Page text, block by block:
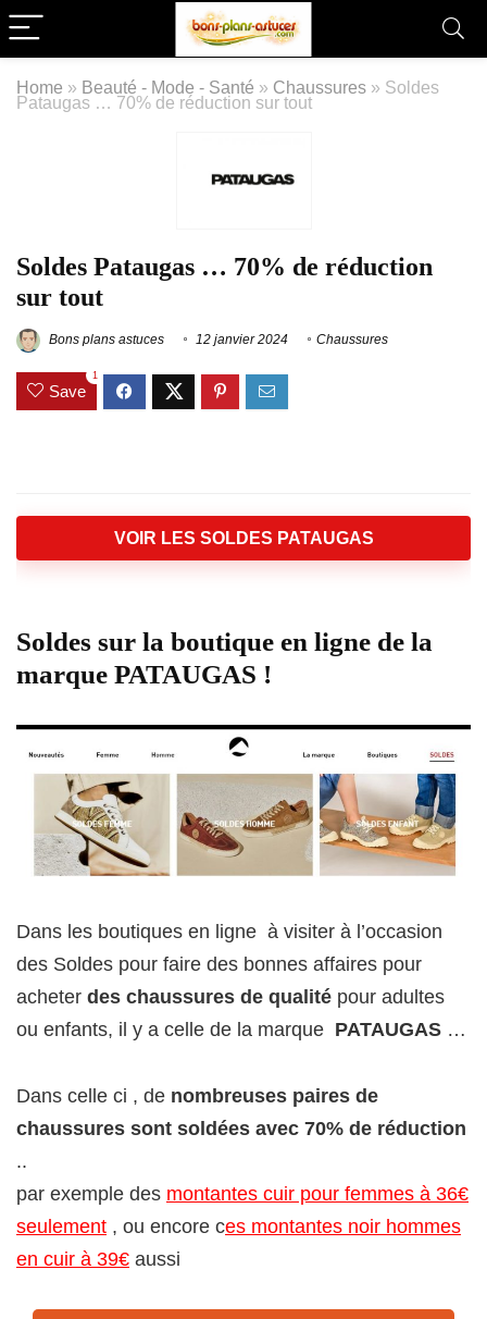
Home » Beauté - Mode - Santé » Chaussures » Soldes
Pataugas … 70% de réduction sur tout
Soldes Pataugas … 70% de réduction
sur tout
Bons plans astuces 12 janvier 2024 Chaussures
Save
1
VOIR LES SOLDES PATAUGAS
Soldes sur la boutique en ligne de la
marque PATAUGAS !
Dans les boutiques en ligne à visiter à l’occasion
des Soldes pour faire des bonnes affaires pour
acheter des chaussures de qualité pour adultes
ou enfants, il y a celle de la marque PATAUGAS …
Dans celle ci , de nombreuses paires de
chaussures sont soldées avec 70% de réduction
..
par exemple des montantes cuir pour femmes à 36€
seulement , ou encore ces montantes noir hommes
en cuir à 39€ aussi